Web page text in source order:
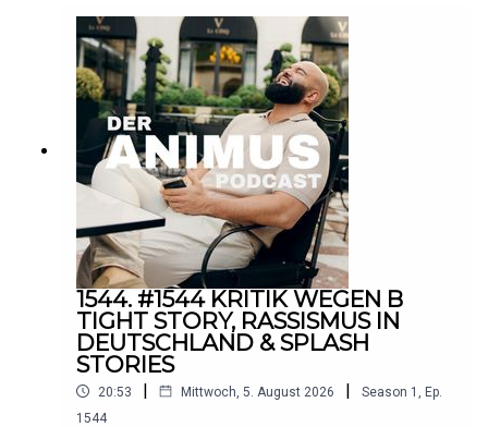
Schweiz: www.flaconi.ch* Ausgeschlossene
Marken und Produkte sind auf der jeweiligen
Flaconi-Website
einsehbar.▶️ YouTube: https://www.youtube.com/
@animus_offiziell
📸 Instagram: https://www.instagram.com/animus
📩 Business-
Anfragen: deranimuspodcast@gmail.com
1544. #1544 KRITIK WEGEN B
TIGHT STORY, RASSISMUS IN
DEUTSCHLAND & SPLASH
STORIES
20:53 | Mittwoch, 5. August 2026 | Season 1
Ep.
1544